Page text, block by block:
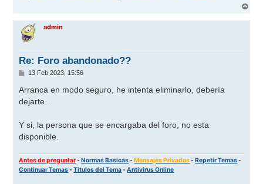
r
admin
Re: Foro abandonado??
M
n
a
13 Feb 2023, 15:56
Arranca en modo seguro, he intenta eliminarlo, debería
dejarte...
Y si, la persona que se encargaba del foro, no esta
disponible.
Antes de preguntar-Normas Basicas-Mensajes Privados-Repetir Temas-
Continuar Temas-Titulos del Tema-Antivirus Online